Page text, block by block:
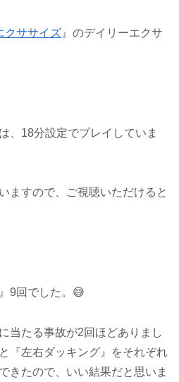
クササイズ 』のデイリーエクサ
、18分設定でプレイしていま
ますので、ご視聴いただけると
9回でした。😅
当たる事故が2回ほどありまし
『左右ダッキング』をそれぞれ
きたので、いい結果だと思いま